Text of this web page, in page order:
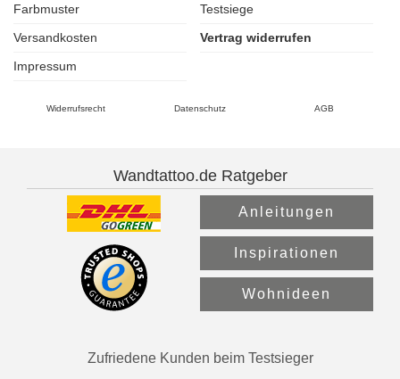
Farbmuster
Testsiege
Versandkosten
Vertrag widerrufen
Impressum
Widerrufsrecht Datenschutz AGB
Wandtattoo.de Ratgeber
Anleitungen
Inspirationen
Wohnideen
Zufriedene Kunden beim Testsieger